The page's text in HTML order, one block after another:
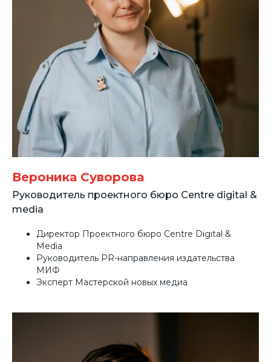
Вероника Суворова
Руководитель проектного бюро Centre digital &
media
Директор Проектного бюро Centre Digital &
Media
Руководитель PR-направления издательства
МИФ
Эксперт Мастерской новых медиа